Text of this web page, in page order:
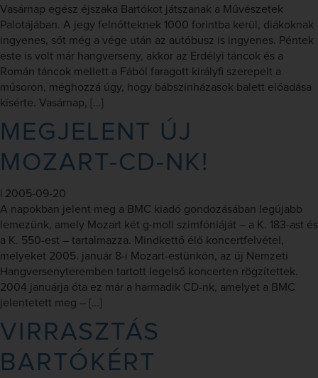
Vasárnap egész éjszaka Bartókot játszanak a Művészetek
Palotájában. A jegy felnőtteknek 1000 forintba kerül, diákoknak
ingyenes, sőt még a vége után az autóbusz is ingyenes. Péntek
este is volt már hangverseny, akkor az Erdélyi táncok és a
Román táncok mellett a Fából faragott királyfi szerepelt a
műsoron, méghozzá úgy, hogy bábszínházasok balett előadása
kísérte. Vasárnap, […]
MEGJELENT ÚJ
MOZART-CD-NK!
2005-09-20
A napokban jelent meg a BMC kiadó gondozásában legújabb
lemezünk, amely Mozart két g-moll szimfóniáját – a K. 183-ast és
a K. 550-est – tartalmazza. Mindkettő élő koncertfelvétel,
melyeket 2005. január 8-i Mozart-estünkön, az új Nemzeti
Hangversenyteremben tartott legelső koncerten rögzítettek.
2004 januárja óta ez már a harmadik CD-nk, amelyet a BMC
jelentetett meg – […]
VIRRASZTÁS
BARTÓKÉRT